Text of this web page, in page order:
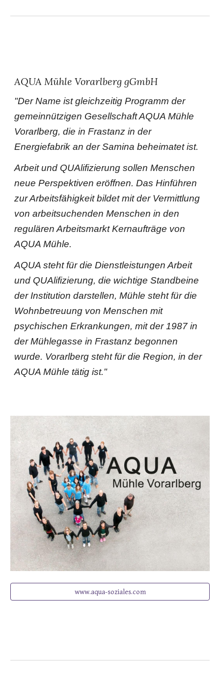
AQUA Mühle Vorarlberg gGmbH
"Der Name ist gleichzeitig Programm der
gemeinnützigen Gesellschaft AQUA Mühle
Vorarlberg, die in Frastanz in der
Energiefabrik an der Samina beheimatet ist.
Arbeit und QUAlifizierung sollen Menschen
neue Perspektiven eröffnen. Das Hinführen
zur Arbeitsfähigkeit bildet mit der Vermittlung
von arbeitsuchenden Menschen in den
regulären Arbeitsmarkt Kernaufträge von
AQUA Mühle.
AQUA steht für die Dienstleistungen Arbeit
und QUAlifizierung, die wichtige Standbeine
der Institution darstellen, Mühle steht für die
Wohnbetreuung von Menschen mit
psychischen Erkrankungen, mit der 1987 in
der Mühlegasse in Frastanz begonnen
wurde. Vorarlberg steht für die Region, in der
AQUA Mühle tätig ist."
www.aqua-soziales.com